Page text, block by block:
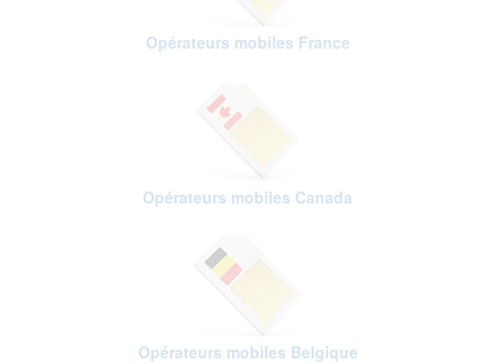
Opérateurs mobiles France
Opérateurs mobiles Canada
Opérateurs mobiles Belgique